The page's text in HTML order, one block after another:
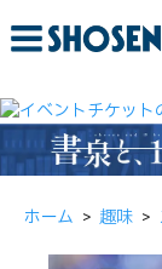
ホーム > 趣味 >